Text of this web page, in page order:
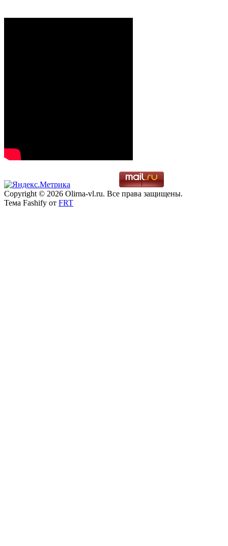
Copyright © 2026 Olirna-vl.ru. Все права защищены.
Тема Fashify от FRT